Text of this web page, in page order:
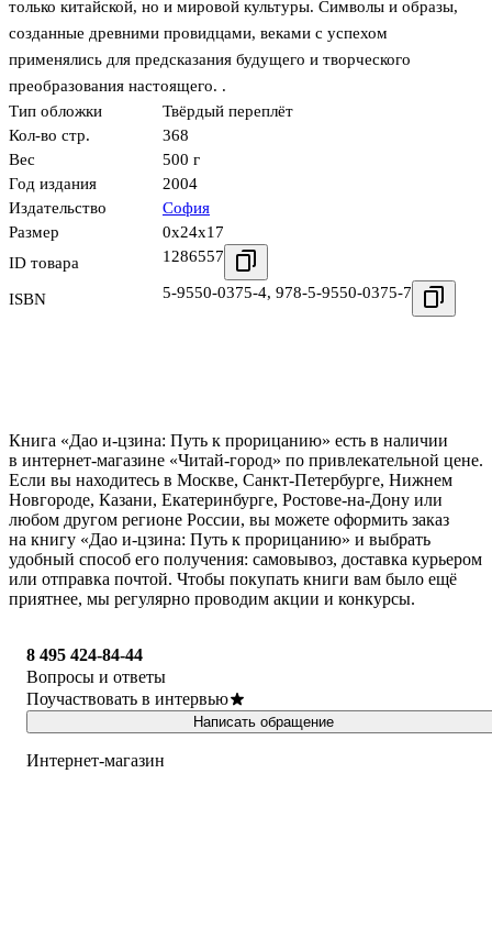
только китайской, но и мировой культуры. Символы и образы,
созданные древними провидцами, веками с успехом
применялись для предсказания будущего и творческого
преобразования настоящего. .
Тип обложки
Твёрдый переплёт
Кол-во стр.
368
Вес
500 г
Год издания
2004
Издательство
София
Размер
0x24x17
ID товара
1286557
ISBN 5-9550-0375-4, 978-5-9550-0375-7
Книга «Дао и-цзина: Путь к прорицанию» есть в наличии
в интернет-магазине «Читай-город» по привлекательной цене.
Если вы находитесь в Москве, Санкт-Петербурге, Нижнем
Новгороде, Казани, Екатеринбурге, Ростове-на-Дону или
любом другом регионе России, вы можете оформить заказ
на книгу «Дао и-цзина: Путь к прорицанию» и выбрать
удобный способ его получения: самовывоз, доставка курьером
или отправка почтой. Чтобы покупать книги вам было ещё
приятнее, мы регулярно проводим акции и конкурсы.
8 495 424-84-44
Вопросы и ответы
Поучаствовать в интервью
Написать обращение
Интернет-магазин